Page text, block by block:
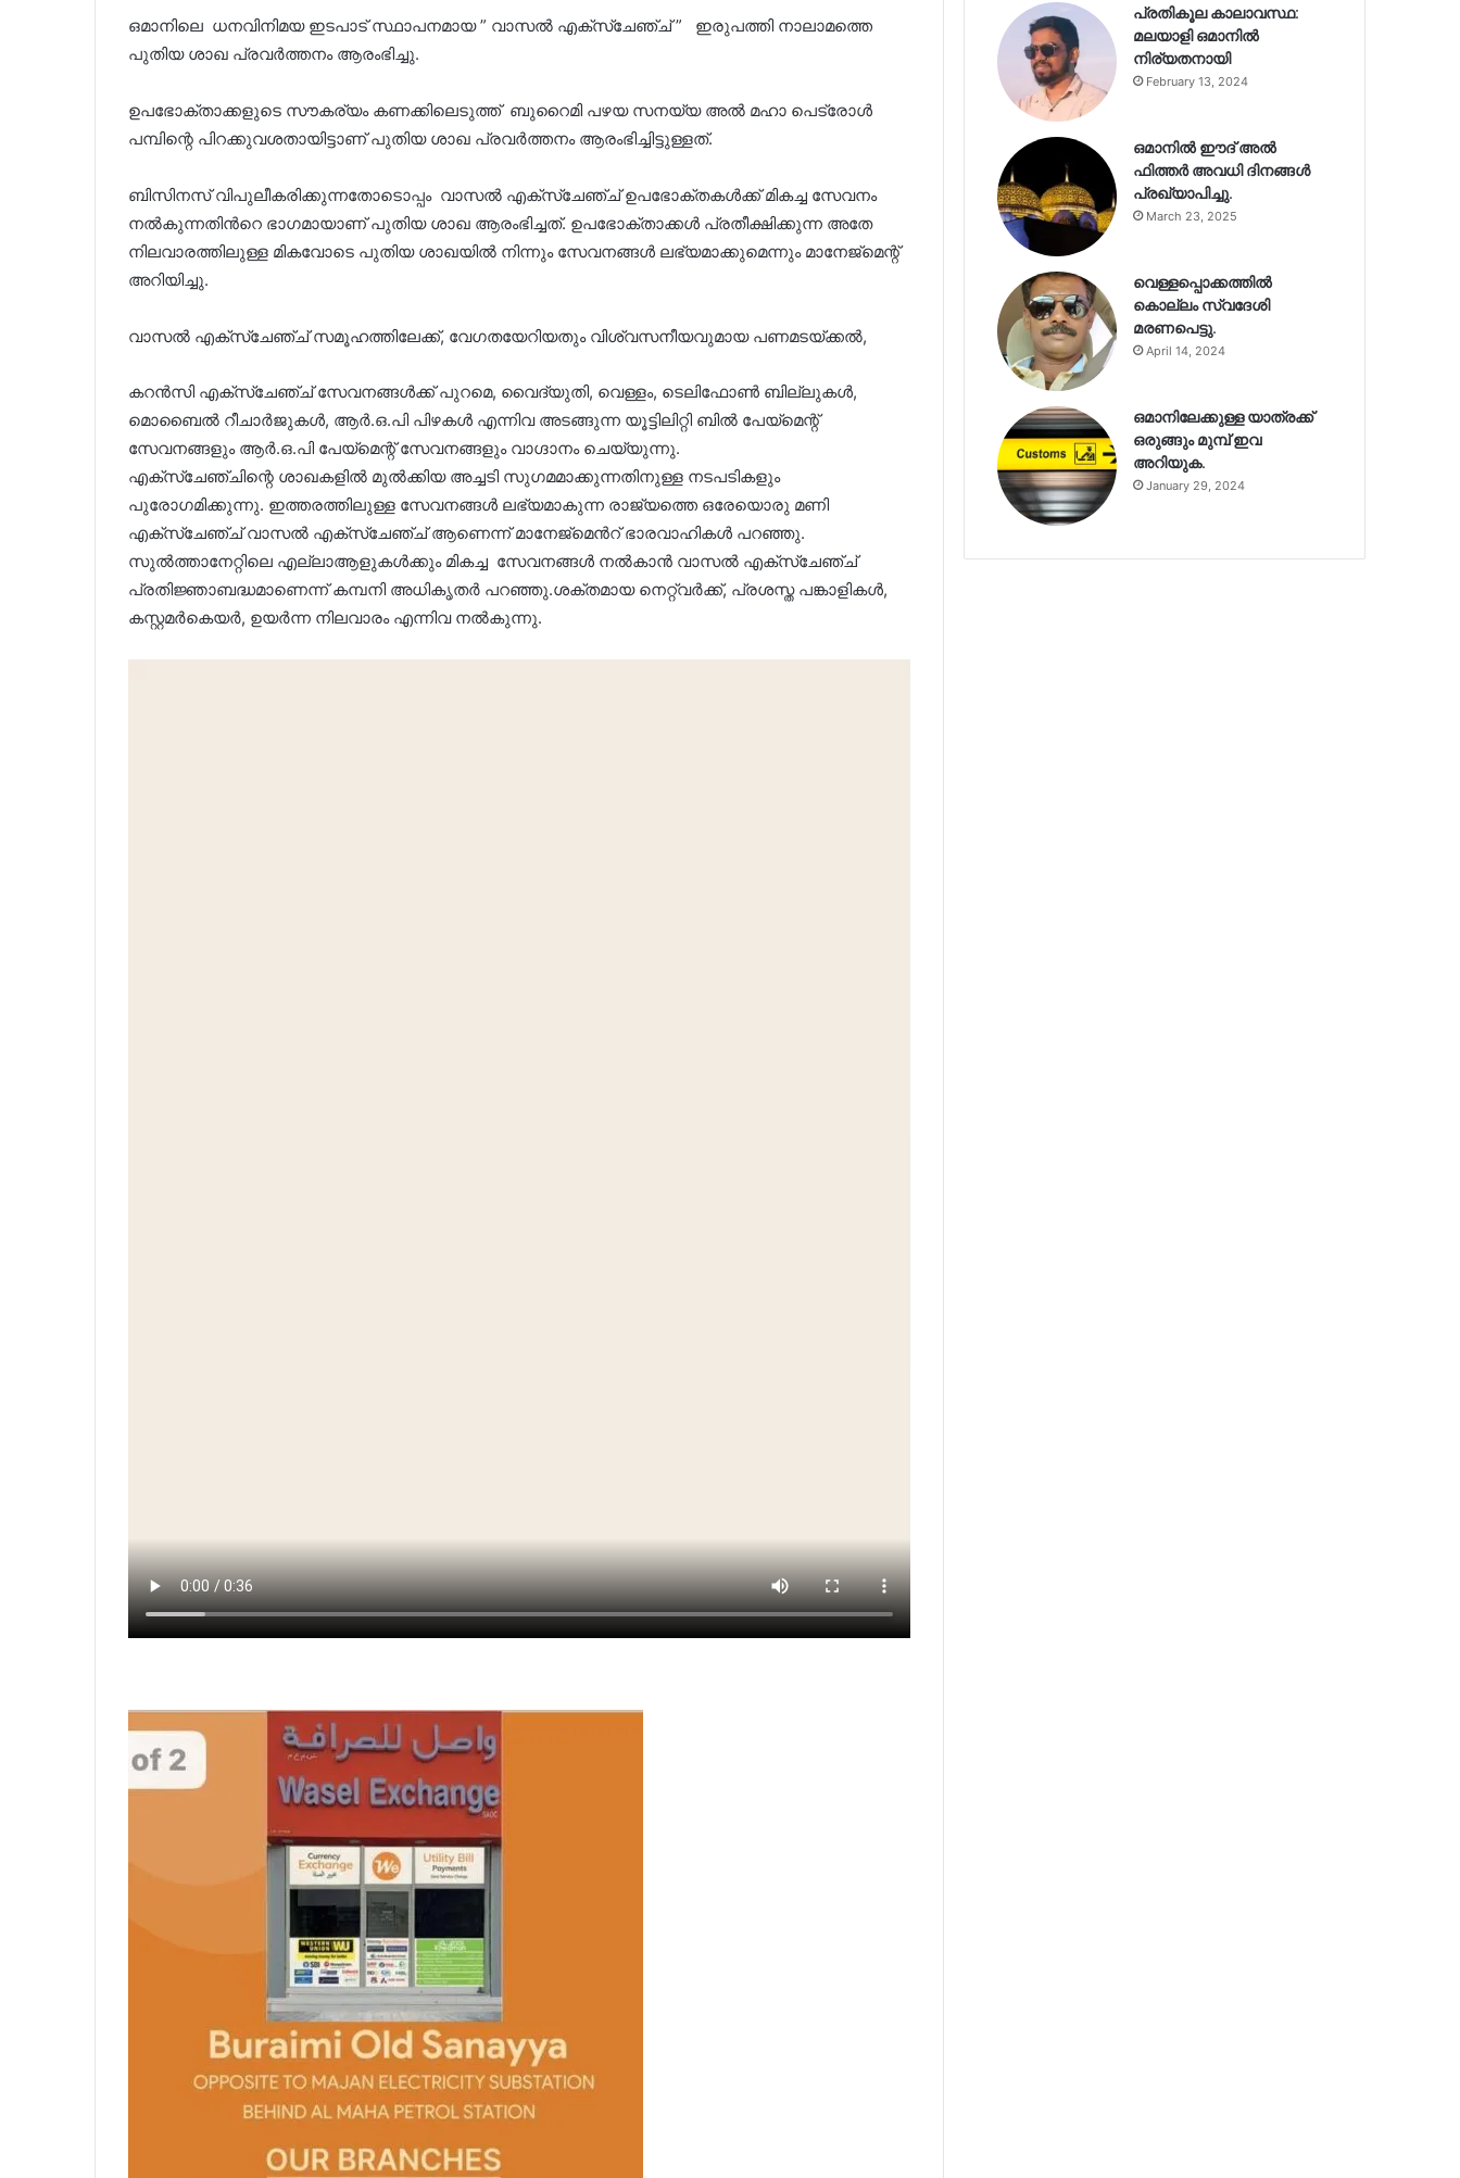
ഒമാനിലെ ധനവിനിമയ ഇടപാട് സ്ഥാപനമായ ” വാസൽ എക്സ്ചേഞ്ച് ” ഇരുപത്തി നാലാമത്തെ
പുതിയ ശാഖ പ്രവർത്തനം ആരംഭിച്ചു.
ഉപഭോക്താക്കളുടെ സൗകര്യം കണക്കിലെടുത്ത് ബുറൈമി പഴയ സനയ്യ അൽ മഹാ പെട്രോൾ
പമ്പിന്റെ പിറക്കുവശതായിട്ടാണ് പുതിയ ശാഖ പ്രവർത്തനം ആരംഭിച്ചിട്ടുള്ളത്.
ബിസിനസ്‌ വിപുലീകരിക്കുന്നതോടൊപ്പം വാസൽ എക്സ്ചേഞ്ച് ഉപഭോക്തകൾക്ക് മികച്ച സേവനം
നല്‍കുന്നതിന്‍റെ ഭാഗമായാണ് പുതിയ ശാഖ ആരംഭിച്ചത്. ഉപഭോക്താക്കൾ പ്രതീക്ഷിക്കുന്ന അതേ
നിലവാരത്തിലുള്ള മികവോടെ പുതിയ ശാഖയിൽ നിന്നും സേവനങ്ങൾ ലഭ്യമാക്കുമെന്നും മാനേജ്മെന്റ്
അറിയിച്ചു.
വാസൽ എക്സ്ചേഞ്ച് സമൂഹത്തിലേക്ക്, വേഗതയേറിയതും വിശ്വസനീയവുമായ പണമടയ്ക്കൽ,
കറൻസി എക്‌സ്‌ചേഞ്ച് സേവനങ്ങൾക്ക് പുറമെ, വൈദ്യുതി, വെള്ളം, ടെലിഫോൺ ബില്ലുകൾ,
മൊബൈൽ റീചാർജുകൾ, ആർ.ഒ.പി പിഴകൾ എന്നിവ അടങ്ങുന്ന യൂട്ടിലിറ്റി ബിൽ പേയ്‌മെന്റ്
സേവനങ്ങളും ആർ.ഒ.പി പേയ്‌മെന്റ് സേവനങ്ങളും വാഗ്ദാനം ചെയ്യുന്നു.
എക്‌സ്‌ചേഞ്ചിന്റെ ശാഖകളിൽ മുൽക്കിയ അച്ചടി സുഗമമാക്കുന്നതിനുള്ള നടപടികളും
പുരോഗമിക്കുന്നു. ഇത്തരത്തിലുള്ള സേവനങ്ങൾ ലഭ്യമാകുന്ന രാജ്യത്തെ ഒരേയൊരു മണി
എക്‌സ്‌ചേഞ്ച് വാസൽ എക്‌സ്‌ചേഞ്ച് ആണെന്ന് മാനേജ്മെന്‍റ് ഭാരവാഹികൾ പറഞ്ഞു.
സുൽത്താനേറ്റിലെ എല്ലാആളുകൾക്കും മികച്ച സേവനങ്ങൾ നൽകാൻ വാസൽ എക്സ്ചേഞ്ച്
പ്രതിജ്ഞാബദ്ധമാണെന്ന് കമ്പനി അധികൃതർ പറഞ്ഞു.ശക്തമായ നെറ്റ്വർക്ക്, പ്രശസ്ത പങ്കാളികൾ,
കസ്റ്റമർകെയർ, ഉയർന്ന നിലവാരം എന്നിവ നൽകുന്നു.
പ്രതികൂല കാലാവസ്ഥ:
മലയാളി ഒമാനിൽ
നിര്യതനായി
February 13, 2024
ഒമാനിൽ ഈദ് അൽ
ഫിത്തർ അവധി ദിനങ്ങൾ
പ്രഖ്യാപിച്ചു.
March 23, 2025
വെള്ളപ്പൊക്കത്തിൽ
കൊല്ലം സ്വദേശി
മരണപെട്ടു.
April 14, 2024
ഒമാനിലേക്കുള്ള യാത്രക്ക്
ഒരുങ്ങും മുമ്പ് ഇവ
അറിയുക.
January 29, 2024